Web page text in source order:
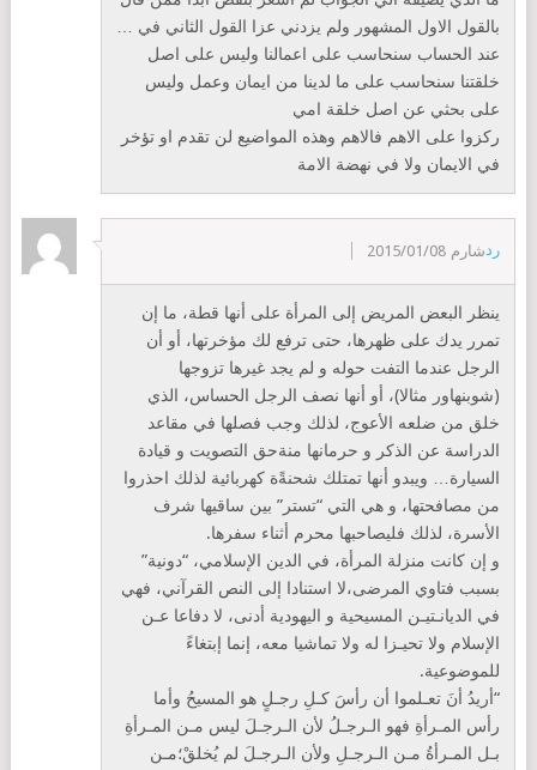
بالقول الاول المشهور ولم يزدني عزا القول الثاني في …
عند الحساب سنحاسب على اعمالنا وليس على اصل
خلقتنا سنحاسب على ما لدينا من ايمان وعمل وليس
على بحثي عن اصل خلقة امي
ركزوا على الاهم فالاهم وهذه المواضيع لن تقدم او تؤخر
في الايمان ولا في نهضة الامة
شارم 2015/01/08 رد
ينظر البعض المريض إلى المرأة على أنها قطة، ما إن
تمرر يدك على ظهرها، حتى ترفع لك مؤخرتها، أو أن
الرجل عندما التفت حوله و لم يجد غيرها تزوجها
(شوبنهاور مثالا)، أو أنها نصف الرجل الحساس، الذي
خلق من ضلعه الأعوج، لذلك وجب فصلها في مقاعد
الدراسة عن الذكر و حرمانها منةحق التصويت و قيادة
السيارة… ويبدو أنها تمتلك شحنةًة كهربائية لذلك احذروا
من مصافحتها، و هي التي “تستر” بين ساقيها شرف
الأسرة، لذلك فليصاحبها محرم أثناء سفرها.
و إن كانت منزلة المرأة، في الدين الإسلامي، “دونية”
بسبب فتاوي المرضى،لا استنادا إلى النص القرآني، فهي
في الديانـتيـن المسيحية و اليهودية أدنى، لا دفاعا عـن
الإسلام ولا تحيـزا له ولا تماشيا معه، إنما إبتغاءً
للموضوعية.
“أريدُ أنَ تعـلموا أن رأسَ كـلِ رجـلٍ هو المسيحُ وأما
رأس المـرأةِ فهو الـرجـلُ لأن الـرجـلَ ليس مـن المـرأةِ
بـل المـرأةُ مـن الـرجـلِ ولأن الـرجـلَ لم يُخلقْ؛مـن